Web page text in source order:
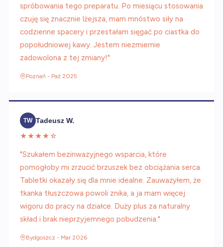
spróbowania tego preparatu. Po miesiącu stosowania
czuję się znacznie lżejsza, mam mnóstwo siły na
codzienne spacery i przestałam sięgać po ciastka do
popołudniowej kawy. Jestem niezmiernie
zadowolona z tej zmiany!"
Poznań - Paź 2025
TW Tadeusz W.
★★★★☆
"Szukałem bezinwazyjnego wsparcia, które
pomogłoby mi zrzucić brzuszek bez obciążania serca.
Tabletki okazały się dla mnie idealne. Zauważyłem, że
tkanka tłuszczowa powoli znika, a ja mam więcej
wigoru do pracy na działce. Duży plus za naturalny
skład i brak nieprzyjemnego pobudzenia."
Bydgoszcz - Mar 2026